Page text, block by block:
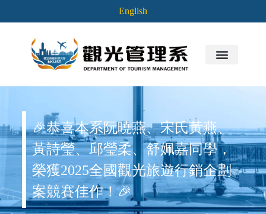
English
🎉恭喜本系阮曉燕、宋氏黃燕、
黃詩瑩、邱瑩柔、舒姵嘉同學，
榮獲2025全國觀光旅遊行銷企劃
案競賽佳作！🎉